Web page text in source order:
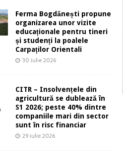
Ferma Bogdănești propune
organizarea unor vizite
educaționale pentru tineri
și studenți la poalele
Carpaților Orientali
30 iulie 2026
CITR – Insolvențele din
agricultură se dublează în
S1 2026; peste 40% dintre
companiile mari din sector
sunt în risc financiar
29 iulie 2026